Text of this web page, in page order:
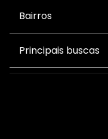
Bairros
Principais buscas